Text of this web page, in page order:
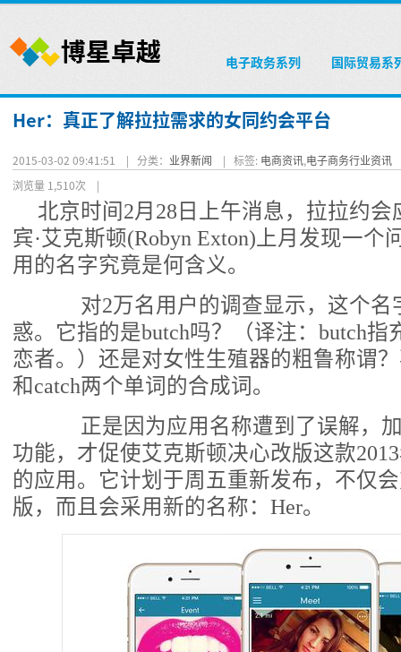
电子政务系列 国际贸易系
Her：真正了解拉拉需求的女同约会平台
2015-03-02 09:41:51 | 分类： 业界新闻 | 标签: 电商资讯,电子商务行业资讯
浏览量 1,510次 |
北京时间2月28日上午消息，拉拉约会
宾·艾克斯顿(Robyn Exton)上月发现一个
用的名字究竟是何含义。
对2万名用户的调查显示，这个名
惑。它指的是butch吗？（译注：butch指
恋者。）还是对女性生殖器的粗鲁称谓
和catch两个单词的合成词。
正是因为应用名称遭到了误解，加
功能，才促使艾克斯顿决心改版这款
的应用。它计划于周五重新发布，不仅
版，而且会采用新的名称：Her。